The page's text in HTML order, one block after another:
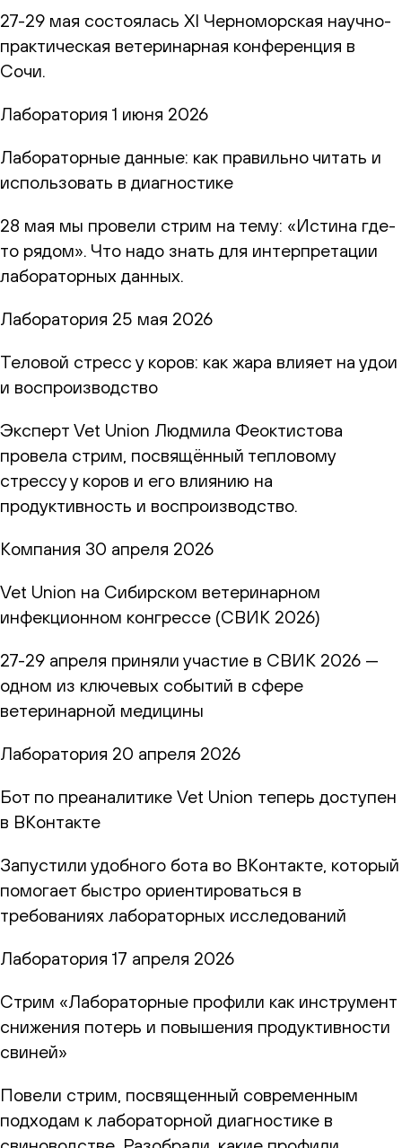
27-29 мая состоялась XI Черноморская научно-
практическая ветеринарная конференция в
Сочи.
Лаборатория 1 июня 2026
Лабораторные данные: как правильно читать и
использовать в диагностике
28 мая мы провели стрим на тему: «Истина где-
то рядом». Что надо знать для интерпретации
лабораторных данных.
Лаборатория 25 мая 2026
Теловой стресс у коров: как жара влияет на удои
и воспроизводство
Эксперт Vet Union Людмила Феоктистова
провела стрим, посвящённый тепловому
стрессу у коров и его влиянию на
продуктивность и воспроизводство.
Компания 30 апреля 2026
Vet Union на Сибирском ветеринарном
инфекционном конгрессе (СВИК 2026)
27-29 апреля приняли участие в СВИК 2026 —
одном из ключевых событий в сфере
ветеринарной медицины
Лаборатория 20 апреля 2026
Бот по преаналитике Vet Union теперь доступен
в ВКонтакте
Запустили удобного бота во ВКонтакте, который
помогает быстро ориентироваться в
требованиях лабораторных исследований
Лаборатория 17 апреля 2026
Стрим «Лабораторные профили как инструмент
снижения потерь и повышения продуктивности
свиней»
Повели стрим, посвященный современным
подходам к лабораторной диагностике в